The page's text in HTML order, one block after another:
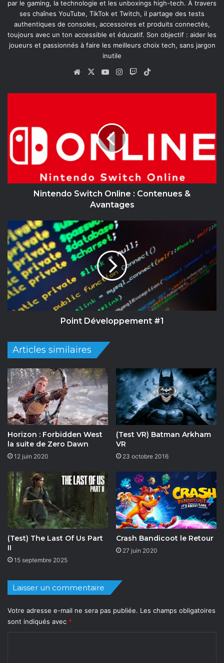
par le gaming, la technologie et les unboxings high-tech. À travers
ses chaînes YouTube, TikTok et Twitch, il partage des tests
authentiques de consoles, accessoires et produits connectés,
toujours avec un ton accessible et éducatif. Son objectif : aider les
joueurs et passionnés à faire les meilleurs choix tech, sans jargon
inutile
Website
X YouTubeInstagram
Twitch
Contenues
Avantages
Nintendo Switch Online : Contenues &
Avantages
Point
Développement
#1
Point Développement #1
Articles similaires
Horizon : Forbidden West
la suite de Zero Dawn
12 juin 2020
(Test VR) Batman Arkham
VR
23 octobre 2016
(Test) The Last Of Us Part
II
15 septembre 2025
Crash Bandicoot le Retour
27 juin 2020
Laisser un commentaire
Votre adresse e-mail ne sera pas publiée. Les champs obligatoires
sont indiqués avec *